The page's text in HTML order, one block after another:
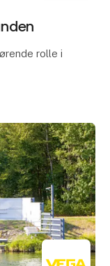
rolle i